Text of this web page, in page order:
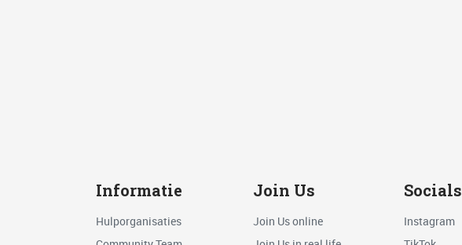
Informatie
Hulporganisaties
Join Us
Join Us online
Socials
Instagram